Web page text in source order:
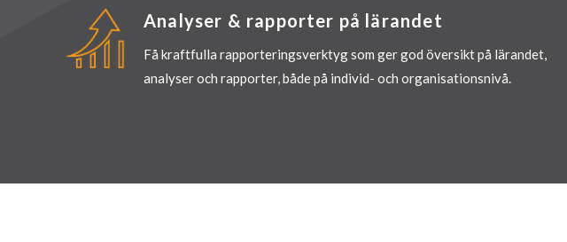
Analyser & rapporter på lärandet
Få kraftfulla rapporteringsverktyg som ger god översikt på lärandet,
analyser och rapporter, både på individ- och organisationsnivå.